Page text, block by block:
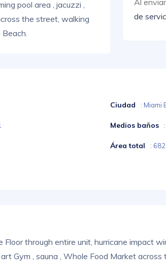
pool area , jacuzzi ,
the street, walking
Al
de
Ciudad : Miami
Medios baños
Área total :
through entire unit, hurricane impact
Gym , sauna , Whole Food Market